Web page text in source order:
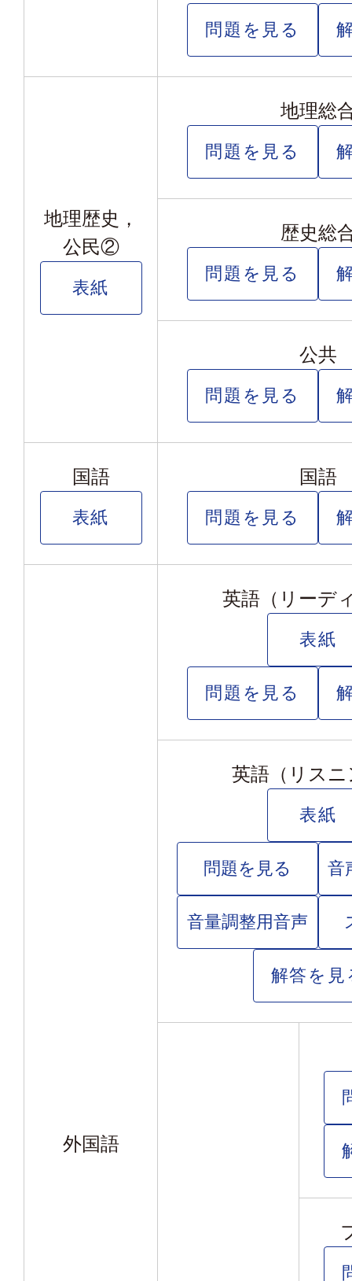
問題を見る
地理歴史，
公民②
表紙
地理総
問題を見る
歴史総
問題を見る
公共
問題を見る
国語
表紙
国語
問題を見る
外国語
英語（リーデ
表紙
問題を見る
英語（リス
表紙
問題を見る 音
音量調整用音声
解答を見